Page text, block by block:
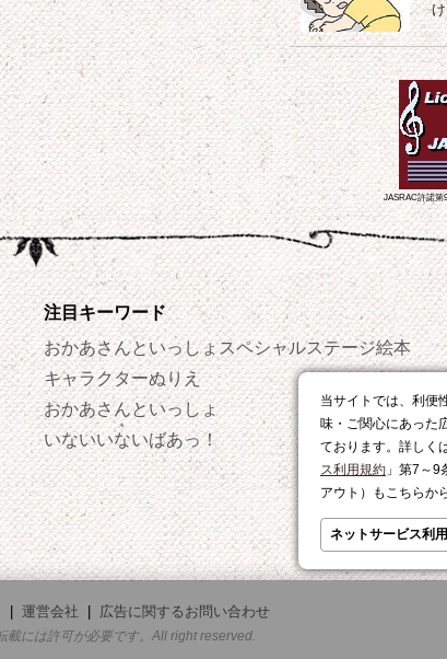
当サイトでは、利便
味・ご関心にあった
ております。詳しく
ス利用規約 」第7～9
アウト）もこちらか
ネットサービス利
JASRAC許諾第
注目キーワード
おかあさんといっしょスペシャルステージ
キャラクターぬりえ
おかあさんといっしょ
いないいないばあっ！
絵本
おやつ
レシピ
運営会社
広告に関するお問い合わせ
載には許可が必要です。All right reserved.